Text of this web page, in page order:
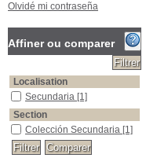
Olvidé mi contraseña
Affiner ou comparer
Localisation
Secundaria [1]
Section
Colección Secundaria [1]